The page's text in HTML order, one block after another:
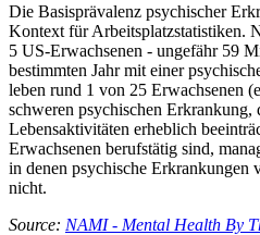
Die Basisprävalenz psychischer
Kontext für Arbeitsplatzstatistiken.
5 US-Erwachsenen - ungefähr 59
bestimmten Jahr mit einer
leben rund 1 von 25 Erwachsenen
schweren psychischen Erkrankung,
Lebensaktivitäten erheblich
Erwachsenen berufstätig sind,
in denen psychische Erkrankungen
nicht.
Source: NAMI - Mental Health By